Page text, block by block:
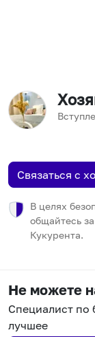
Связаться с
В целях
общайтесь
Кукурента.
Не можете
Специалист
лучшее